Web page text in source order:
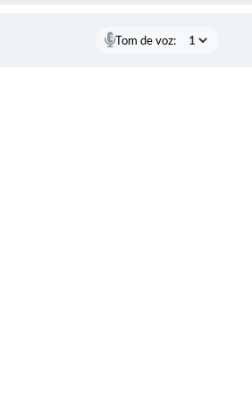
Tom de voz: